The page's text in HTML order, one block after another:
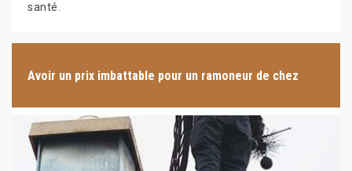
santé.
Avoir un prix imbattable pour un ramoneur de chez